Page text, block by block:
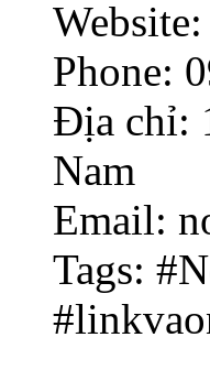
Phone:
Địa chỉ:
Nam
Email:
Tags: